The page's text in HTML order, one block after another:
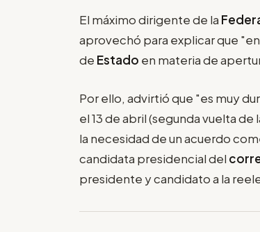
El máximo dirigente de la
aprovechó para explicar que
de Estado en materia de
Por ello, advirtió que "es muy
el 13 de abril (segunda vuelta
la necesidad de un acuerdo
candidata presidencial del
presidente y candidato a la